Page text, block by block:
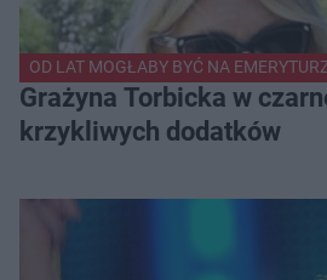
OD LAT MOGŁABY BYĆ NA
Grażyna Torbicka w
krzykliwych dodatków